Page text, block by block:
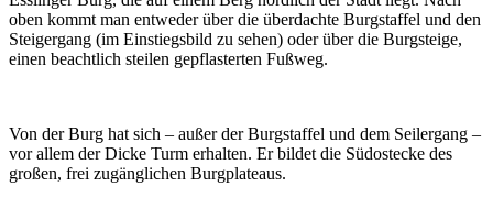
oben kommt man entweder über die überdachte Burgstaffel und den
Steigergang (im Einstiegsbild zu sehen) oder über die Burgsteige,
einen beachtlich steilen gepflasterten Fußweg.
Von der Burg hat sich – außer der Burgstaffel und dem Seilergang –
vor allem der Dicke Turm erhalten. Er bildet die Südostecke des
großen, frei zugänglichen Burgplateaus.